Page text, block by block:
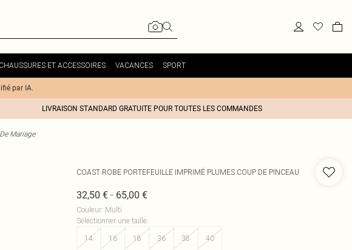
CHAUSSURES ET ACCESSOIRES VACANCES SPORT
par IA.
LIVRAISON STANDARD GRATUITE POUR TOUTES LES COMMANDES
Mariage
COAST ROBE PORTEFEUILLE IMPRIMÉ PLUMES COUP DE PINCEAU
32,50 €- 65,00 €
Couleur: Multi
Sélectionner une taille:
14
16 18 36 38 40